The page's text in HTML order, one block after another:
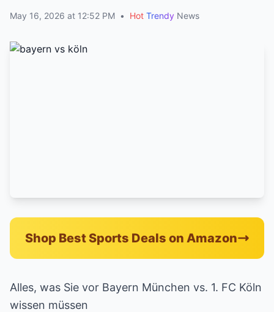
May 16, 2026 at 12:52 PM • Hot Trendy News
Shop Best Sports Deals on Amazon
Alles, was Sie vor Bayern München vs. 1. FC Köln
wissen müssen